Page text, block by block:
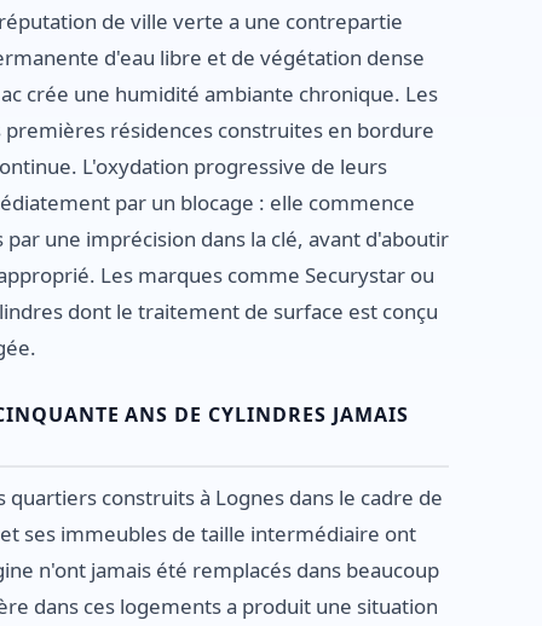
de ville verte a une contrepartie
d'eau libre et de végétation dense
crée une humidité ambiante chronique. Les
résidences construites en bordure
L'oxydation progressive de leurs
par un blocage : elle commence
une imprécision dans la clé, avant d'aboutir
Les marques comme Securystar ou
dont le traitement de surface est conçu
ANS DE CYLINDRES JAMAIS
construits à Lognes dans le cadre de
ses immeubles de taille intermédiaire ont
n'ont jamais été remplacés dans beaucoup
dans ces logements a produit une situation